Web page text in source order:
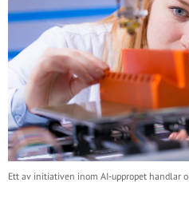
Ett av initiativen inom AI-uppropet handlar